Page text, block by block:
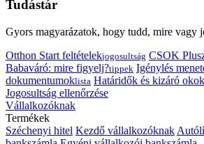
Tudástár
Gyors magyarázatok, hogy tudd, mire vagy
Otthon Start feltételekjogosultság CSOK
Babaváró: mire figyelj?tippek Igénylés
dokumentumoklista Határidők és kizáró okok
Jogosultság ellenőrzése
Vállalkozóknak
Termékek
Széchenyi hitel Kezdő vállalkozóknak